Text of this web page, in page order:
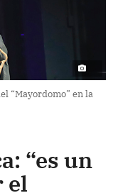
“Mayordomo” en la
“es un
el